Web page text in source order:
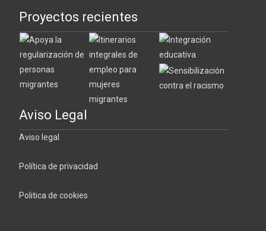
Proyectos recientes
Aviso Legal
Aviso legal
Política de privacidad
Politica de cookies